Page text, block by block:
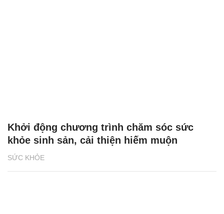
SỨC KHỎE
Khởi động chương trình chăm sóc sức
khỏe sinh sản, cải thiện hiếm muộn